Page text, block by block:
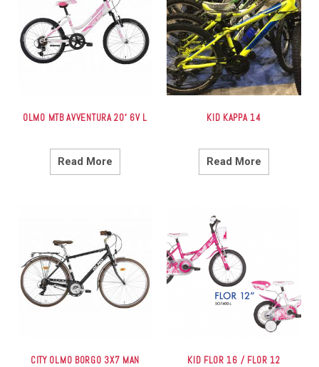
OLMO MTB AVVENTURA 20′ 6V L
Read More
KID KAPPA 14
Read More
CITY OLMO BORGO 3X7 MAN KID FLOR 16 / FLOR 12